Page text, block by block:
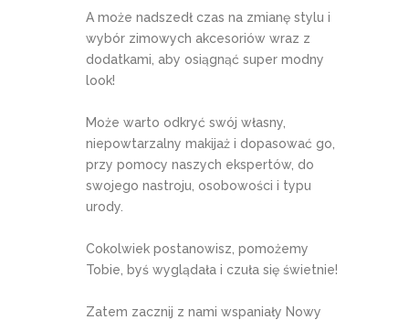
A może nadszedł czas na zmianę stylu i
wybór zimowych akcesoriów wraz z
dodatkami, aby osiągnąć super modny
look!
Może warto odkryć swój własny,
niepowtarzalny makijaż i dopasować go,
przy pomocy naszych ekspertów, do
swojego nastroju, osobowości i typu
urody.
Cokolwiek postanowisz, pomożemy
Tobie, byś wyglądała i czuła się świetnie!
Zatem zacznij z nami wspaniały Nowy